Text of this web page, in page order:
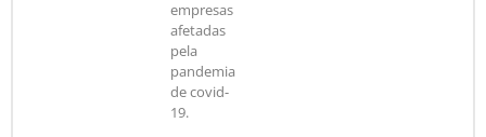
empresas
afetadas
pela
pandemia
de covid-
19.